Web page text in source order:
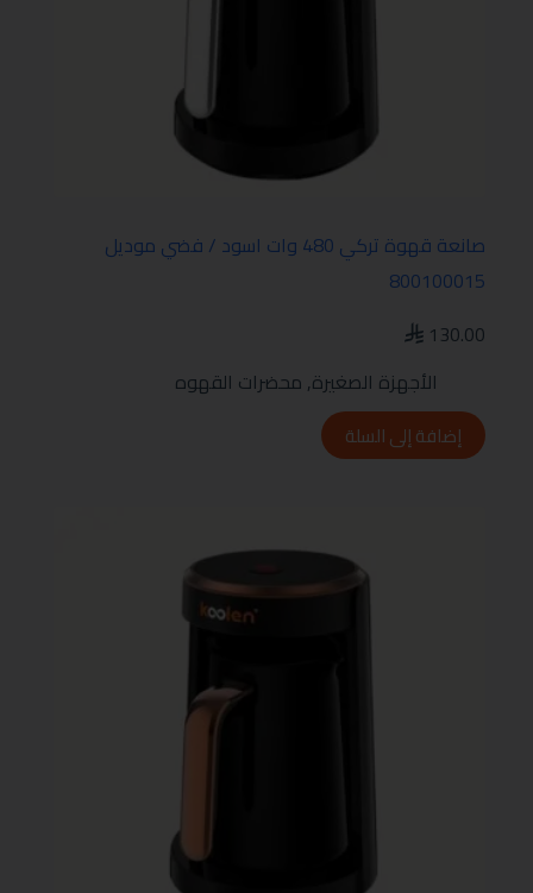
صانعة قهوة تركي 480 وات اسود / فضي موديل
800100015
130.00
الأجهزة الصغيرة, محضرات القهوه
إضافة إلى السلة